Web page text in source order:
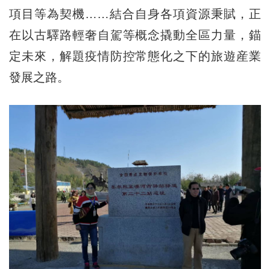
項目等為契機……結合自身各項資源秉賦，正
在以古驛路輕奢自駕等概念撬動全區力量，錨
定未來，解題疫情防控常態化之下的旅遊産業
發展之路。